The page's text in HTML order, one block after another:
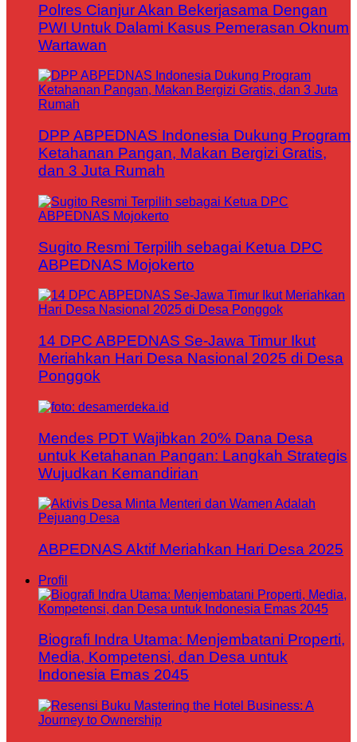
Polres Cianjur Akan Bekerjasama Dengan
PWI Untuk Dalami Kasus Pemerasan Oknum
Wartawan
DPP ABPEDNAS Indonesia Dukung Program
Ketahanan Pangan, Makan Bergizi Gratis,
dan 3 Juta Rumah
Sugito Resmi Terpilih sebagai Ketua DPC
ABPEDNAS Mojokerto
14 DPC ABPEDNAS Se-Jawa Timur Ikut
Meriahkan Hari Desa Nasional 2025 di Desa
Ponggok
Mendes PDT Wajibkan 20% Dana Desa
untuk Ketahanan Pangan: Langkah Strategis
Wujudkan Kemandirian
ABPEDNAS Aktif Meriahkan Hari Desa 2025
Profil
Biografi Indra Utama: Menjembatani Properti,
Media, Kompetensi, dan Desa untuk
Indonesia Emas 2045